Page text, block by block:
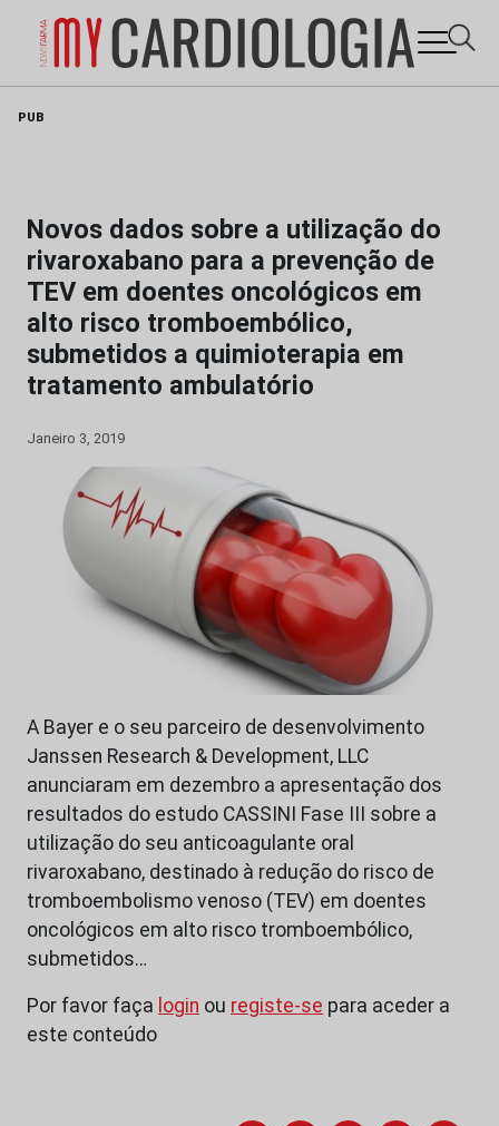
PUB
Novos dados sobre a utilização do
rivaroxabano para a prevenção de
TEV em doentes oncológicos em
alto risco tromboembólico,
submetidos a quimioterapia em
tratamento ambulatório
Janeiro 3, 2019
A Bayer e o seu parceiro de desenvolvimento
Janssen Research & Development, LLC
anunciaram em dezembro a apresentação dos
resultados do estudo CASSINI Fase III sobre a
utilização do seu anticoagulante oral
rivaroxabano, destinado à redução do risco de
tromboembolismo venoso (TEV) em doentes
oncológicos em alto risco tromboembólico,
submetidos…
Por favor faça login ou registe-se para aceder a
este conteúdo